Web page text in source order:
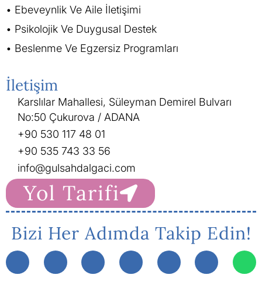
Ebeveynlik Ve Aile İletişimi
Psikolojik Ve Duygusal Destek
Beslenme Ve Egzersiz Programları
İletişim
Karslılar Mahallesi, Süleyman Demirel Bulvarı
No:50 Çukurova / ADANA
+90 530 117 48 01
+90 535 743 33 56
info@gulsahdalgaci.com
Yol Tarifi
Bizi Her Adımda Takip Edin!